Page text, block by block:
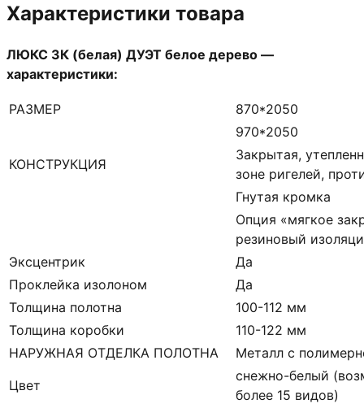
Характеристики товара
ЛЮКС 3К (белая) ДУЭТ белое дерево —
характеристики:
РАЗМЕР
870*2050
970*2050
КОНСТРУКЦИЯ
Закрытая,
зоне ригелей,
Гнутая кромка
Опция «мягкое
резиновый
Эксцентрик
Да
Проклейка изолоном
Да
Толщина полотна
100-112 мм
Толщина коробки
110-122 мм
НАРУЖНАЯ ОТДЕЛКА ПОЛОТНА
Металл с
Цвет
снежно-белый
более 15 видов)